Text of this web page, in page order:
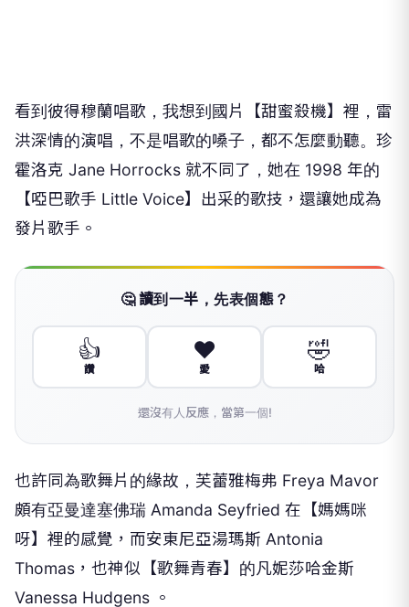
看到彼得穆蘭唱歌，我想到國片【甜蜜殺機】裡，雷
洪深情的演唱，不是唱歌的嗓子，都不怎麼動聽。珍
霍洛克 Jane Horrocks 就不同了，她在 1998 年的
【啞巴歌手 Little Voice】出采的歌技，還讓她成為
發片歌手。
🤔 讀到一半，先表個態？
👍
讚
❤️
愛
🤣
哈
還沒有人反應，當第一個!
也許同為歌舞片的緣故，芙蕾雅梅弗 Freya Mavor
頗有亞曼達塞佛瑞 Amanda Seyfried 在【媽媽咪
呀】裡的感覺，而安東尼亞湯瑪斯 Antonia
Thomas，也神似【歌舞青春】的凡妮莎哈金斯
Vanessa Hudgens 。